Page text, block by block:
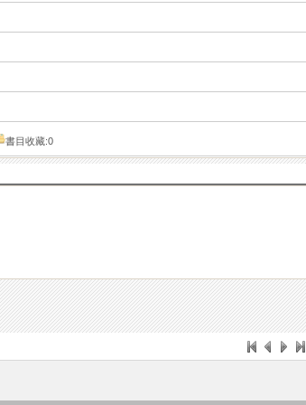
書目收藏:0